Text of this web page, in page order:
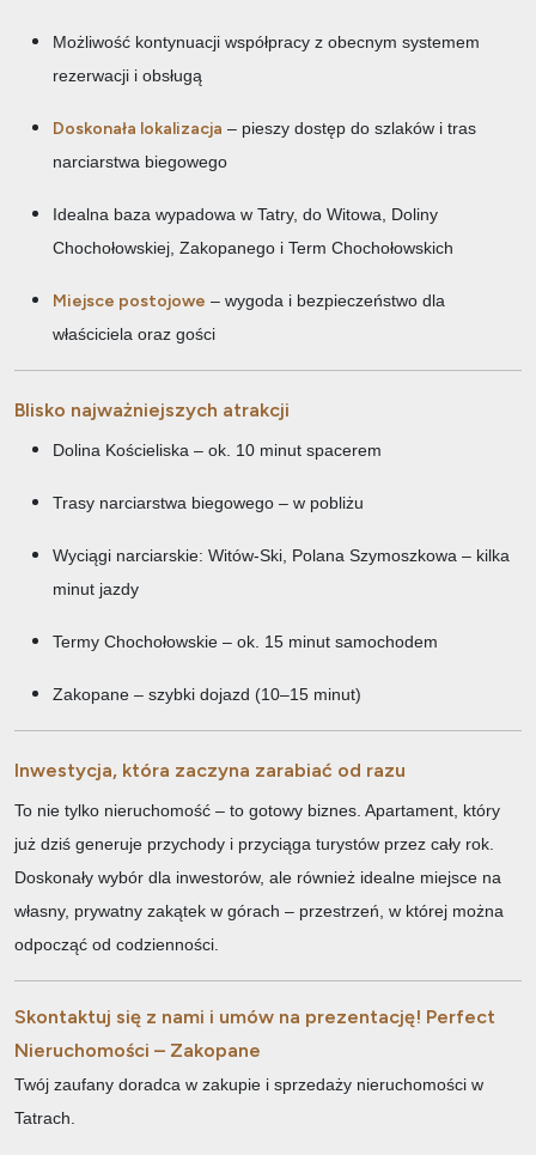
Możliwość kontynuacji współpracy z obecnym systemem
rezerwacji i obsługą
Doskonała lokalizacja – pieszy dostęp do szlaków i tras
narciarstwa biegowego
Idealna baza wypadowa w Tatry, do Witowa, Doliny
Chochołowskiej, Zakopanego i Term Chochołowskich
Miejsce postojowe – wygoda i bezpieczeństwo dla
właściciela oraz gości
Blisko najważniejszych atrakcji
Dolina Kościeliska – ok. 10 minut spacerem
Trasy narciarstwa biegowego – w pobliżu
Wyciągi narciarskie: Witów-Ski, Polana Szymoszkowa – kilka
minut jazdy
Termy Chochołowskie – ok. 15 minut samochodem
Zakopane – szybki dojazd (10–15 minut)
Inwestycja, która zaczyna zarabiać od razu
To nie tylko nieruchomość – to gotowy biznes. Apartament, który
już dziś generuje przychody i przyciąga turystów przez cały rok.
Doskonały wybór dla inwestorów, ale również idealne miejsce na
własny, prywatny zakątek w górach – przestrzeń, w której można
odpocząć od codzienności.
Skontaktuj się z nami i umów na prezentację! Perfect
Nieruchomości – Zakopane
Twój zaufany doradca w zakupie i sprzedaży nieruchomości w
Tatrach.